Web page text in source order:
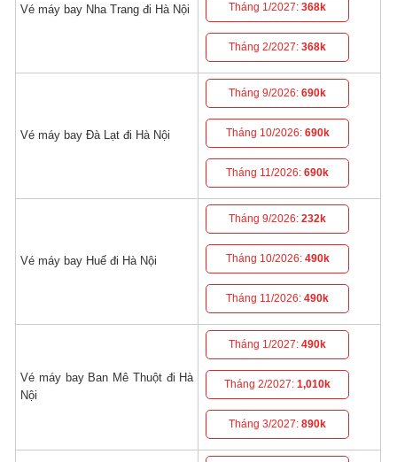
Vé máy bay Nha Trang đi Hà Nội Tháng 1/2027:368k
Tháng 2/2027:368k
Vé máy bay Đà Lạt đi Hà Nội
Tháng 9/2026:690k
Tháng 10/2026: 690k
Tháng 11/2026:690k
Vé máy bay Huế đi Hà Nội
Tháng 9/2026:232k
Tháng 10/2026: 490k
Tháng 11/2026:490k
Vé máy bay Ban Mê Thuột đi Hà
Nội
Tháng 1/2027:490k
Tháng 2/2027:1,010k
Tháng 3/2027:890k